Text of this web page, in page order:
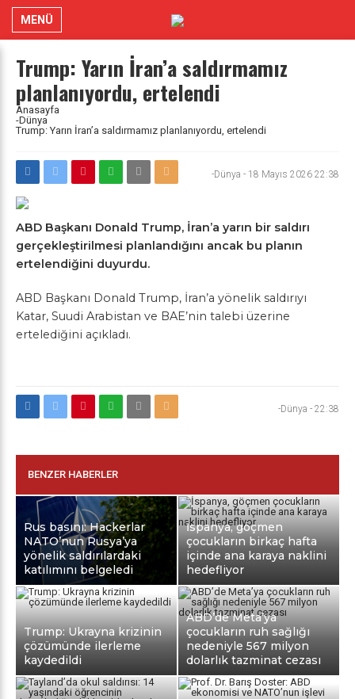
MENÜ
Trump: Yarın İran’a saldırmamız
planlanıyordu, ertelendi
Anasayfa
-Dünya
Trump: Yarın İran’a saldırmamız planlanıyordu, ertelendi
-Dünya - 18 Mayıs 2026 22:38
ABD Başkanı Donald Trump, İran’a yarın bir saldırı
gerçekleştirilmesi planlandığını ancak bu planın
ertelendiğini duyurdu.
ABD Başkanı Donald Trump, İran’a yönelik saldırıyı
Katar, Suudi Arabistan ve BAE’nin talebi üzerine
ertelediğini açıkladı.
-Dünya - 22:38
BENZER HABERLER
Rus basını: Hackerlar
NATO’nun Rusya’ya
yönelik saldırılardaki
katılımını belgeledi
İspanya, göçmen
çocukların birkaç hafta
içinde ana karaya naklini
hedefliyor
Trump: Ukrayna krizinin
çözümünde ilerleme
kaydedildi
ABD’de Meta’ya
çocukların ruh sağlığı
nedeniyle 567 milyon
dolarlık tazminat cezası